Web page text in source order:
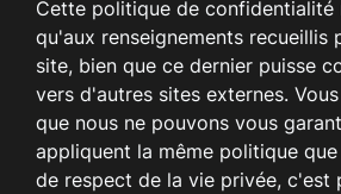
Cette politique de confidentialité
qu'aux renseignements recueillis
site, bien que ce dernier puisse
vers d'autres sites externes.
que nous ne pouvons vous
appliquent la même politique
de respect de la vie privée, c'est